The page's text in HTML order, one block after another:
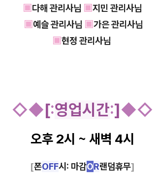
▣다해 관리사님 ▣지민 관리사님
▣예슬 관리사님 ▣가은 관리사님
▣현정 관리사님
◇◆[:영업시간:]◆◇
오후 2시 ~ 새벽 4시
[폰OFF시: 마감OR랜덤휴무]